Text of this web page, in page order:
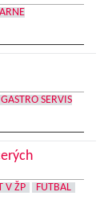
SERVIS
V ŽP FUTBAL